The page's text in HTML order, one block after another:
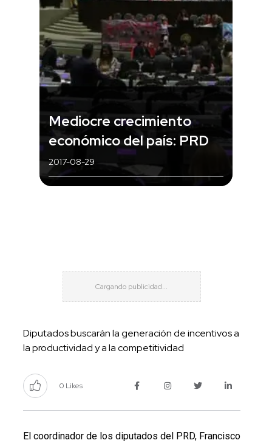
Mediocre crecimiento
económico del país: PRD
2017-08-29
Diputados buscarán la generación de incentivos a
la productividad y a la competitividad
0 Likes
El coordinador de los diputados del PRD, Francisco